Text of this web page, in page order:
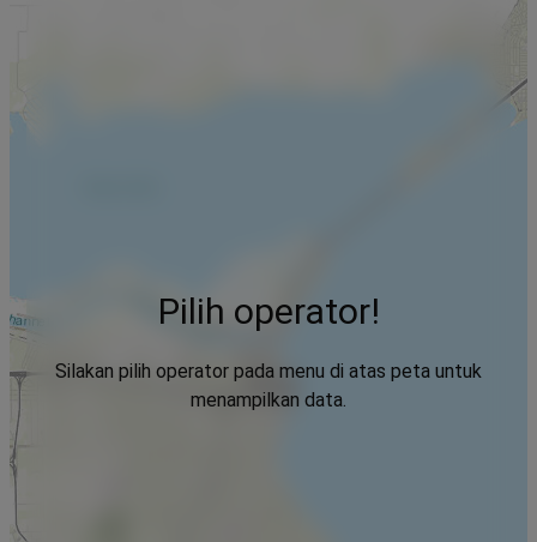
Pilih operator!
Silakan pilih operator pada menu di atas peta untuk
menampilkan data.